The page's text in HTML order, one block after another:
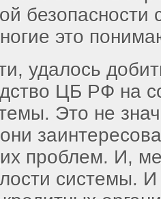
безопасности
это
удалось
ЦБ РФ на
Это не
они
проблем. И,
системы. И